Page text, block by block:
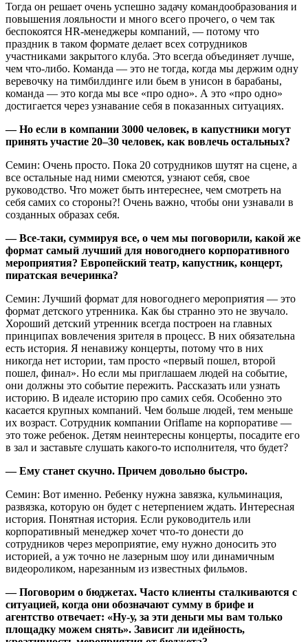
Тогда он решает очень успешно задачу командообразования и
повышения лояльности и много всего прочего, о чем так
беспокоятся HR-менеджеры компаний, — потому что
праздник в таком формате делает всех сотрудников
участниками закрытого клуба. Это всегда объединяет лучше,
чем что-либо. Команда — это не тогда, когда мы держим одну
веревочку на тимбилдинге или бьем в унисон в барабаны,
команда — это когда мы все «про одно». А это «про одно»
достигается через узнавание себя в показанных ситуациях.
— Но если в компании 3000 человек, в капустники могут
принять участие 20–30 человек, как вовлечь остальных?
Семин: Очень просто. Пока 20 сотрудников шутят на сцене, а
все остальные над ними смеются, узнают себя, свое
руководство. Что может быть интереснее, чем смотреть на
себя самих со стороны?! Очень важно, чтобы они узнавали в
созданных образах себя.
— Все-таки, суммируя все, о чем мы поговорили, какой же
формат самый лучший для новогоднего корпоративного
мероприятия? Европейский театр, капустник, концерт,
пиратская вечеринка?
Семин: Лучший формат для новогоднего мероприятия — это
формат детского утренника. Как бы странно это не звучало.
Хороший детский утренник всегда построен на главных
принципах вовлечения зрителя в процесс. В них обязательна
есть история. Я ненавижу концерты, потому что в них
никогда нет истории, там просто «первый пошел, второй
пошел, финал». Но если мы приглашаем людей на событие,
они должны это событие пережить. Рассказать или узнать
историю. В идеале историю про самих себя. Особенно это
касается крупных компаний. Чем больше людей, тем меньше
их возраст. Сотрудник компании Oriflame на корпоративе —
это тоже ребенок. Детям неинтересны концерты, посадите его
в зал и заставьте слушать какого-то исполнителя, что будет?
— Ему станет скучно. Причем довольно быстро.
Семин: Вот именно. Ребенку нужна завязка, кульминация,
развязка, которую он будет с нетерпением ждать. Интересная
история. Понятная история. Если руководитель или
корпоративный менеджер хочет что-то донести до
сотрудников через мероприятие, ему нужно доносить это
историей, а уж точно не лазерным шоу или динамичным
видеороликом, нарезанным из известных фильмов.
— Поговорим о бюджетах. Часто клиенты сталкиваются с
ситуацией, когда они обозначают сумму в брифе и
агентство отвечает: «Ну-у, за эти деньги мы вам только
площадку можем снять». Зависит ли идейность,